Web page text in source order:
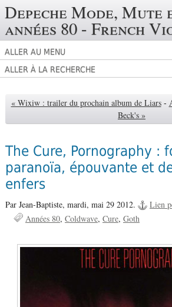
Depeche Mode, Mute
années 80 - French
ALLER AU MENU
ALLER À LA RECHERCHE
« Wixiw : trailer du prochain album de Liars -
Beck's »
The Cure, Pornography :
paranoïa, épouvante et
enfers
Par Jean-Baptiste, mardi, mai 29 2012. Lien
Années 80 Coldwave Cure Goth